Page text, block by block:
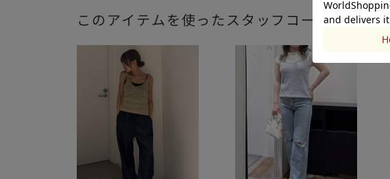
このアイテムを使ったスタッフコーディネート